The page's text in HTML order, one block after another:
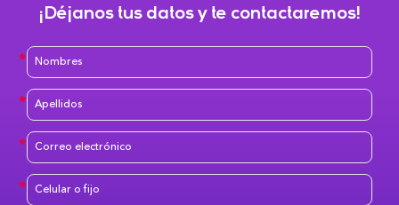
¡Déjanos tus datos y te contactaremos!